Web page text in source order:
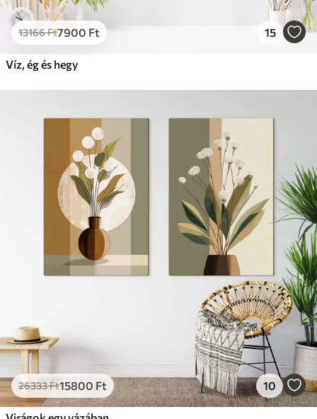
13166Ft7900 Ft 15
Víz, ég és hegy
26333Ft15800 Ft 10